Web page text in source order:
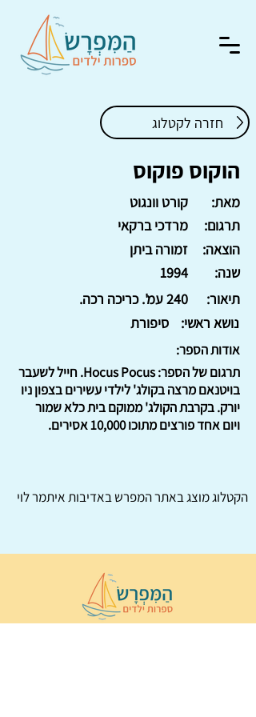
חזרה לקטלוג
הוקוס פוקוס
קורט וונגוט
מאת:
מרדכי ברקאי
תרגום:
זמורה ביתן
הוצאה:
1994
שנה:
240 עמ'. כריכה רכה.
תיאור:
סיפורת
נושא ראשי:
אודות הספר:
תרגום של הספר: Hocus Pocus. חייל לשעבר
בויטנאם מרצה בקולג' לילדי עשירים בצפון ניו
יורק. בקרבת הקולג' ממוקם בית כלא שמור
ויום אחד פורצים מתוכו 10,000 אסירים.
הקטלוג מוצג באתרהמפרשבאדיבות איתמר לוי